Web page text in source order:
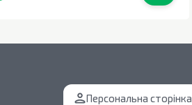
Персональна сторінка